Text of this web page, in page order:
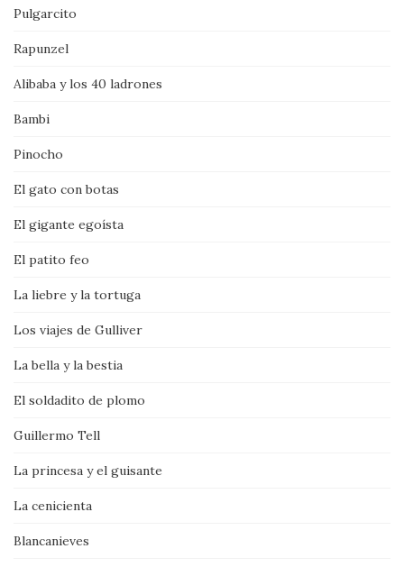
Pulgarcito
Rapunzel
Alibaba y los 40 ladrones
Bambi
Pinocho
El gato con botas
El gigante egoísta
El patito feo
La liebre y la tortuga
Los viajes de Gulliver
La bella y la bestia
El soldadito de plomo
Guillermo Tell
La princesa y el guisante
La cenicienta
Blancanieves